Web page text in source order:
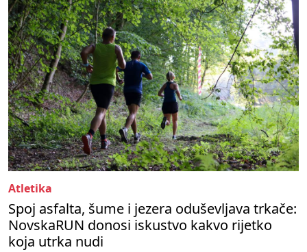
Atletika
Spoj asfalta, šume i jezera oduševljava trkače:
NovskaRUN donosi iskustvo kakvo rijetko
koja utrka nudi